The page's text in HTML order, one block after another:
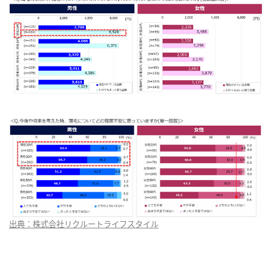
出典：株式会社リクルートライフスタイル